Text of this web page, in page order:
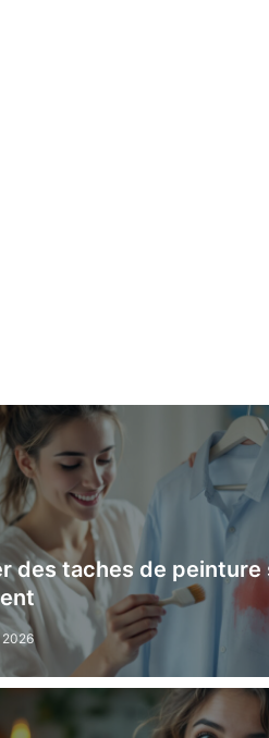
des taches de peinture
2026